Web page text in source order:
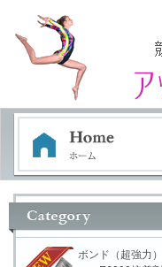
ボンド（超強力）